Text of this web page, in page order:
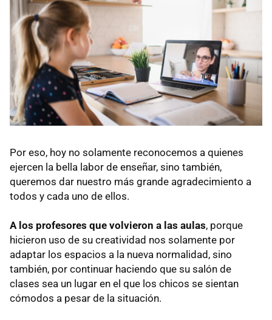
Por eso, hoy no solamente reconocemos a quienes
ejercen la bella labor de enseñar, sino también,
queremos dar nuestro más grande agradecimiento a
todos y cada uno de ellos.
A los profesores que volvieron a las aulas, porque
hicieron uso de su creatividad nos solamente por
adaptar los espacios a la nueva normalidad, sino
también, por continuar haciendo que su salón de
clases sea un lugar en el que los chicos se sientan
cómodos a pesar de la situación.